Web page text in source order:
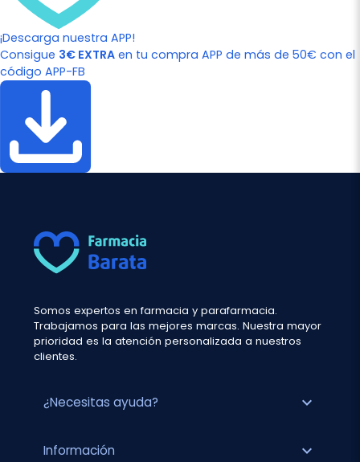
¡Descarga nuestra APP!
Consigue 3€ EXTRA en tu compra APP de más de 50€ con el
código APP-FB
Somos expertos en farmacia y parafarmacia.
Trabajamos para las mejores marcas. Nuestra mayor
prioridad es la atención personalizada a nuestros
clientes.
¿Necesitas ayuda? expand_more
Información expand_more